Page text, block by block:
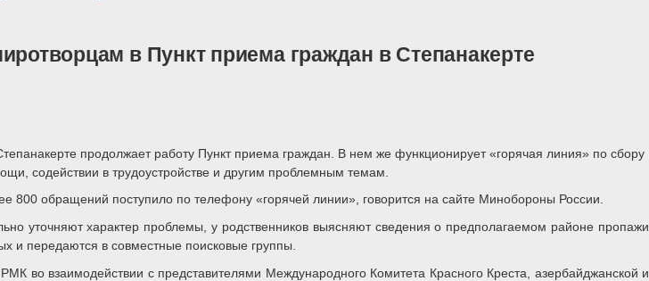
в Пункт приема граждан в Степанакерте
продолжает работу Пункт приема граждан. В нем же функционирует «горячая линия» по сбору
содействии в трудоустройстве и другим проблемным темам.
800 обращений поступило по телефону «горячей линии», говорится на сайте Минобороны России.
характер проблемы, у родственников выясняют сведения о предполагаемом районе пропажи
и передаются в совместные поисковые группы.
во взаимодействии с представителями Международного Комитета Красного Креста, азербайджанской и